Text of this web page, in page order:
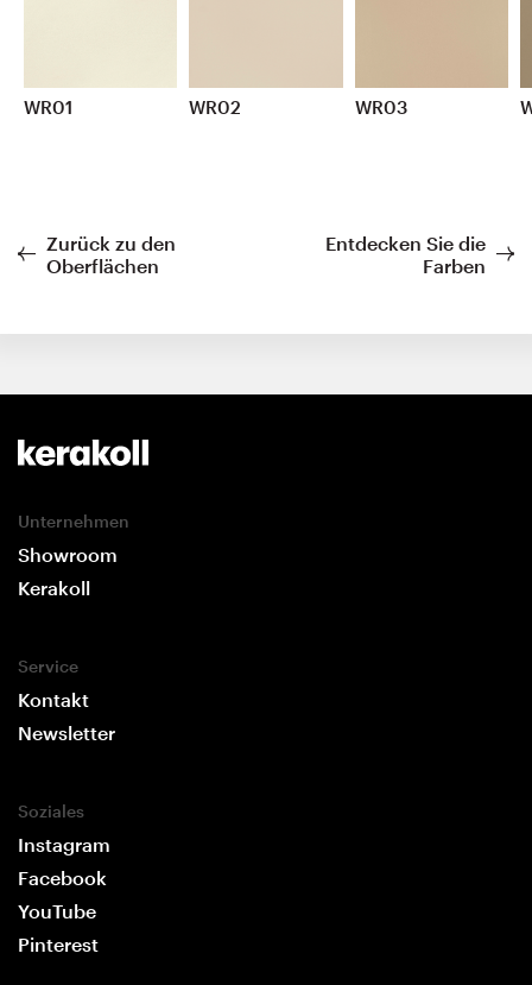
WR01 WR02 WR03
Zurück zu den
Oberflächen
Entdecken Sie die
Farben
Unternehmen
Showroom
Kerakoll
Service
Kontakt
Newsletter
Soziales
Instagram
Facebook
YouTube
Pinterest